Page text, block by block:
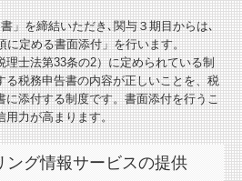
」を締結いただき､関与３期目からは､
に定める書面添付」を行います。
理士法第33条の2）に定められている制
る税務申告書の内容が正しいことを、税
に添付する制度です。書面添付を行うこ
用力が高まります。
ング情報サービスの提供